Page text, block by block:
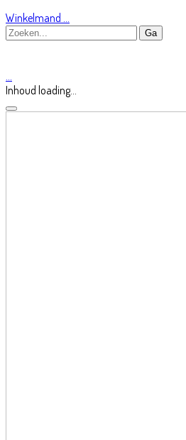
Winkelmand …
…
Inhoud loading...